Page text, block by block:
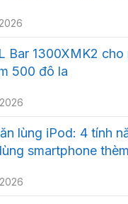
Bar 1300XMK2 cho
500 đô la
lùng iPod: 4 tính
smartphone